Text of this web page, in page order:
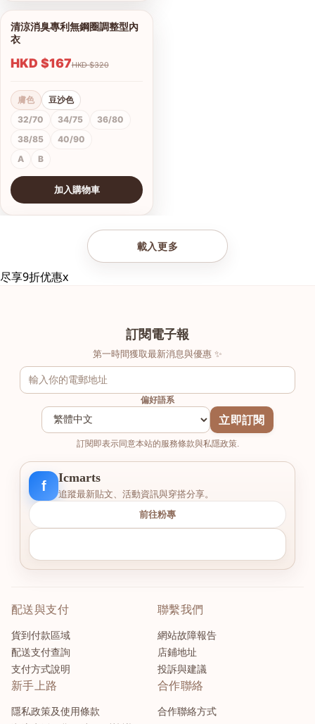
1/9
清涼消臭專利無鋼圈調整型內
衣
HKD $167 HKD $320
膚色
豆沙色
32/70
34/75
36/80
38/85
40/90
A
B
加入購物車
載入更多
尽享9折优惠x
訂閱電子報
第一時間獲取最新消息與優惠 ✨
偏好語系
立即訂閱
訂閱即表示同意本站的服務條款與私隱政策.
f
Icmarts
追蹤最新貼文、活動資訊與穿搭分享。
前往粉專
配送與支付
貨到付款區域
配送支付查詢
支付方式說明
聯繫我們
網站故障報告
店鋪地址
投訴與建議
新手上路
隱私政策及使用條款
合作聯絡
合作聯絡方式